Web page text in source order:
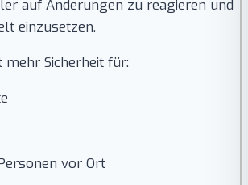
auf Änderungen zu reagieren und
einzusetzen.
Sicherheit für:
vor Ort